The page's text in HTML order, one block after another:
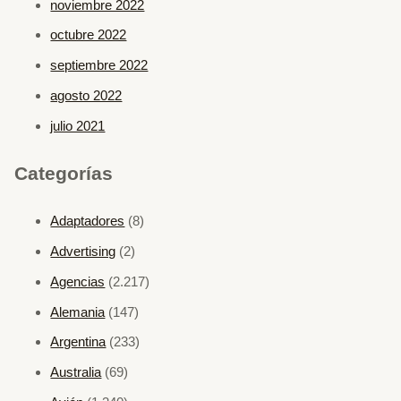
noviembre 2022
octubre 2022
septiembre 2022
agosto 2022
julio 2021
Categorías
Adaptadores (8)
Advertising (2)
Agencias (2.217)
Alemania (147)
Argentina(233)
Australia (69)